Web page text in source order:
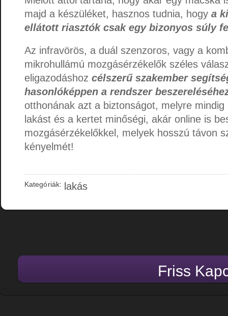
majd a készüléket, hasznos tudnia, hogy a
ellátott riasztók csak egy bizonyos súly
Az infravörös, a duál szenzoros, vagy a
mikrohullámú mozgásérzékelők széles
eligazodáshoz célszerű szakember
hasonlóképpen a rendszer
otthonának azt a biztonságot, melyre
lakást és a kertet minőségi, akár online is
mozgásérzékelőkkel, melyek hosszú távon
kényelmét!
Kategóriák: lakás
Friss